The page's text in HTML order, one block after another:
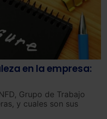
en la empresa:
Grupo de Trabajo
y cuales son sus